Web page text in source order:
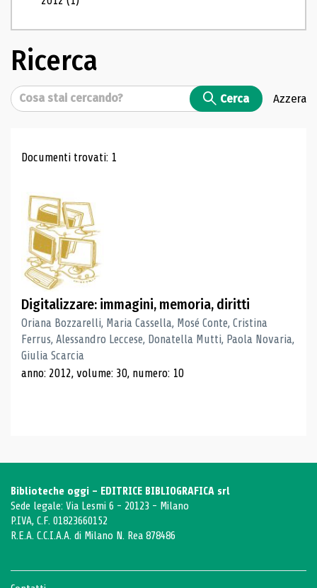
Ricerca
Cerca Cerca Azzera
Risultati di ricerca
Documenti trovati: 1
Digitalizzare: immagini, memoria, diritti
Oriana Bozzarelli, Maria Cassella, Mosé Conte, Cristina
Ferrus, Alessandro Leccese, Donatella Mutti, Paola Novaria,
Giulia Scarcia
anno: 2012, volume: 30, numero: 10
Biblioteche oggi - EDITRICE BIBLIOGRAFICA srl
Sede legale: Via Lesmi 6 - 20123 - Milano
P.IVA, C.F. 01823660152
R.E.A. C.C.I.A.A. di Milano N. Rea 878486